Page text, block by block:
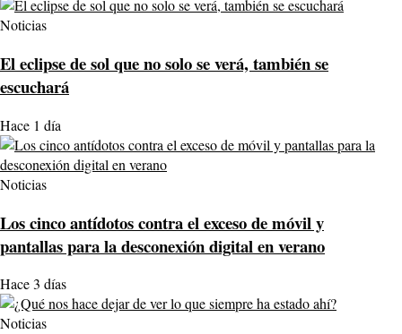
Noticias
El eclipse de sol que no solo se verá, también se
escuchará
Hace 1 día
Noticias
Los cinco antídotos contra el exceso de móvil y
pantallas para la desconexión digital en verano
Hace 3 días
Noticias